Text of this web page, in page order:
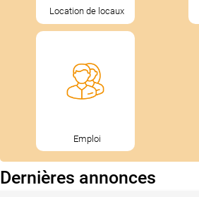
Location de locaux
Emploi
Dernières annonces